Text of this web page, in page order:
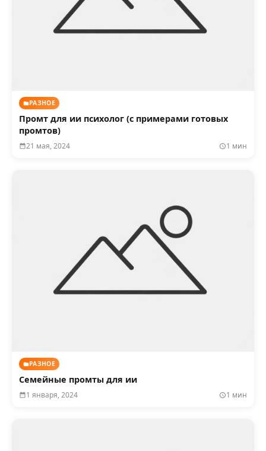
РАЗНОЕ
Промт для ии психолог (с примерами готовых
промтов)
21 мая, 2024 1 мин
РАЗНОЕ
Семейные промты для ии
1 января, 2024 1 мин